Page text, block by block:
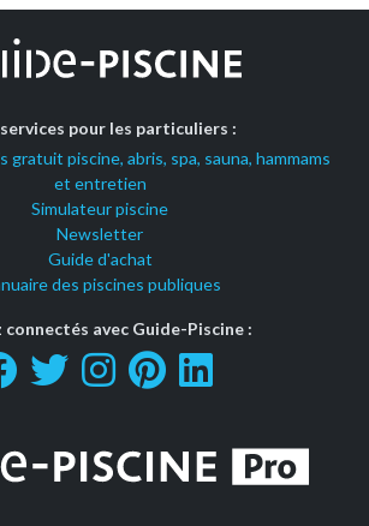
pour les particuliers :
gratuit piscine, abris, spa, sauna, hammams
et entretien
Simulateur piscine
Newsletter
Guide d'achat
des piscines publiques
connectés avec Guide-Piscine :